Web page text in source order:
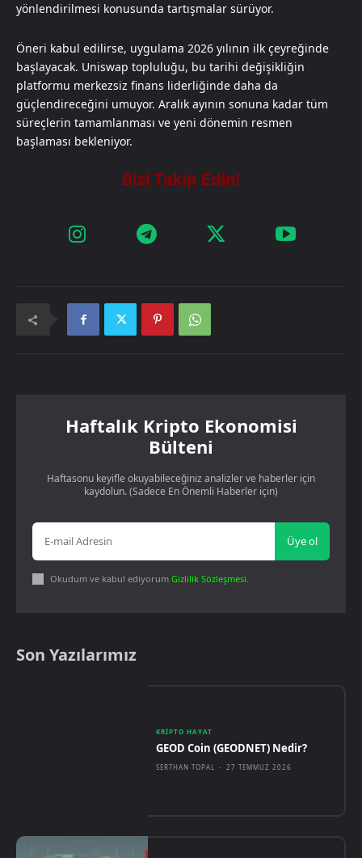
yönlendirilmesi konusunda tartışmalar sürüyor.
Öneri kabul edilirse, uygulama 2026 yılının ilk çeyreğinde
başlayacak. Uniswap topluluğu, bu tarihi değişikliğin
platformu merkezsiz finans liderliğinde daha da
güçlendireceğini umuyor. Aralık ayının sonuna kadar tüm
süreçlerin tamamlanması ve yeni dönemin resmen
başlaması bekleniyor.
Haftalık Kripto Ekonomisi
Bülteni
Haftasonu keyifle okuyabileceğiniz analizler ve haberler için
kaydolun. (Sadece En Önemli Haberler için)
Üye ol
Okudum ve kabul ediyorum Gizlilik Sözleşmesi.
Son Yazılarımız
KRIPTO HAYAT
GEOD Coin (GEODNET) Nedir?
SERTHAN TOPAL - 27 TEMMUZ 2026